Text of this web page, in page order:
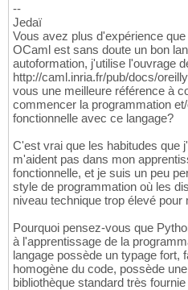
--
Jedaï
Vous avez plus d'expérience
OCaml est sans doute un bon
autoformation, j'utilise l'ouvrage
http://caml.inria.fr/pub/docs/
vous une meilleure référence à
commencer la programmation
fonctionnelle avec ce langage?
C'est vrai que les habitudes que
m'aident pas dans mon
fonctionnelle, et je suis un peu
style de programmation où les
niveau technique trop élevé pour
Pourquoi pensez-vous que
à l'apprentissage de la
langage possède un typage fort,
homogène du code, possède
bibliothèque standard très